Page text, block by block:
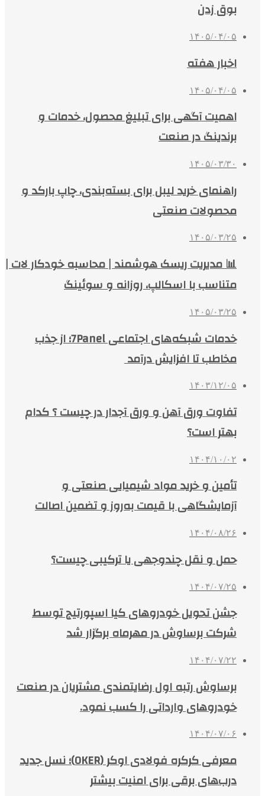
بوق زدن
۱۴۰۵/۰۴/۰۵
اخبار هفته
۱۴۰۵/۰۴/۰۵
اهمیت آگهی برای تبلیغ محصول، خدمات و
برندینگ در صنعت
۱۴۰۵/۰۳/۳۰
راهنمای خرید لیبل برای بسته‌بندی، چاپ بارکد و
محصولات صنعتی
۱۴۰۵/۰۳/۲۵
📊 مدیریت ریسک هوشمند | محاسبه خودکار لات |
متناسب با اسکالپ، روزانه و سوئینگ
۱۴۰۵/۰۳/۲۵
خدمات شبکه‌های اجتماعی 7Panel؛ از جذب
مخاطب تا افزایش درآمد
۱۴۰۳/۱۲/۰۵
تفاوت ورق آهن و ورق آجدار در چیست ؟ کدام
بهتر است؟
۱۴۰۴/۱۰/۰۲
تأمین و خرید مواد شیمیایی صنعتی و
آزمایشگاهی با قیمت به‌روز و تضمین اصالت
۱۴۰۴/۰۸/۲۶
حمل و نقل چندوجهی یا ترکیبی چیست؟
۱۴۰۴/۰۷/۲۵
جشن تحویل خودروهای کیا اسپورتیج توسط
شرکت برساوش در مهرماه برگزار شد
۱۴۰۴/۰۷/۲۲
برساوش رتبه اول رضایتمندی مشتریان در صنعت
خودروهای وارداتی را کسب نمود.
۱۴۰۴/۰۷/۰۶
معرفی کرکره فولادی اوکر (OKER)؛ نسل جدید
درب‌های برقی برای امنیت بیشتر